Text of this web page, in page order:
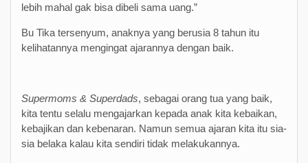
lebih mahal gak bisa dibeli sama uang.”
Bu Tika tersenyum, anaknya yang berusia 8 tahun itu
kelihatannya mengingat ajarannya dengan baik.
Supermoms & Superdads, sebagai orang tua yang baik,
kita tentu selalu mengajarkan kepada anak kita kebaikan,
kebajikan dan kebenaran. Namun semua ajaran kita itu sia-
sia belaka kalau kita sendiri tidak melakukannya.